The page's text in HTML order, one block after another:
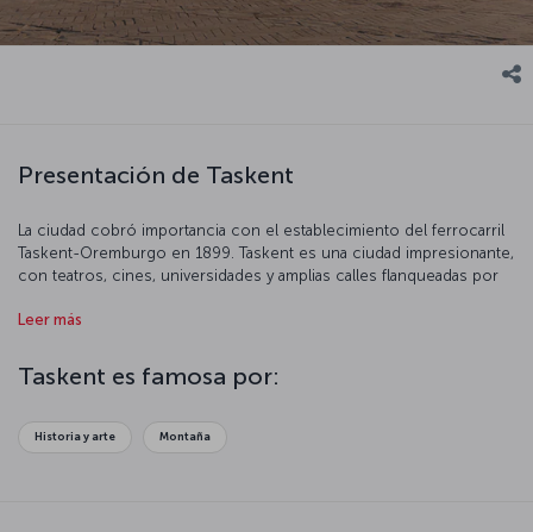
Presentación de Taskent
La ciudad cobró importancia con el establecimiento del ferrocarril
Taskent-Oremburgo en 1899. Taskent es una ciudad impresionante,
con teatros, cines, universidades y amplias calles flanqueadas por
Leer más
Taskent es famosa por:
Historia y arte Montaña